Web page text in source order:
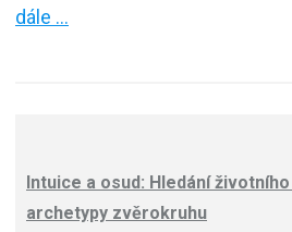
dále …
Intuice a osud: Hledání
archetypy zvěrokruhu